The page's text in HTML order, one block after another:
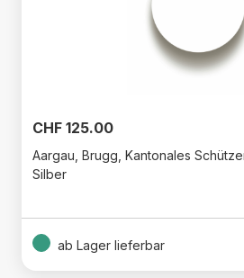
CHF 125.00
Aargau, Brugg, Kantonales
Silber
ab Lager lieferbar